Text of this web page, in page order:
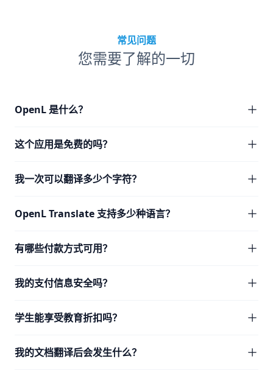
常见问题
您需要了解的一切
OpenL 是什么？
这个应用是免费的吗？
我一次可以翻译多少个字符？
OpenL Translate 支持多少种语言？
有哪些付款方式可用？
我的支付信息安全吗？
学生能享受教育折扣吗？
我的文档翻译后会发生什么？